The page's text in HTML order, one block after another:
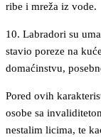
ribe i mreža iz vode.
10. Labradori su
stavio poreze na
domaćinstvu,
Pored ovih
osobe sa
nestalim licima, te